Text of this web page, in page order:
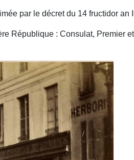
par le décret du 14 fructidor an
République : Consulat, Premier